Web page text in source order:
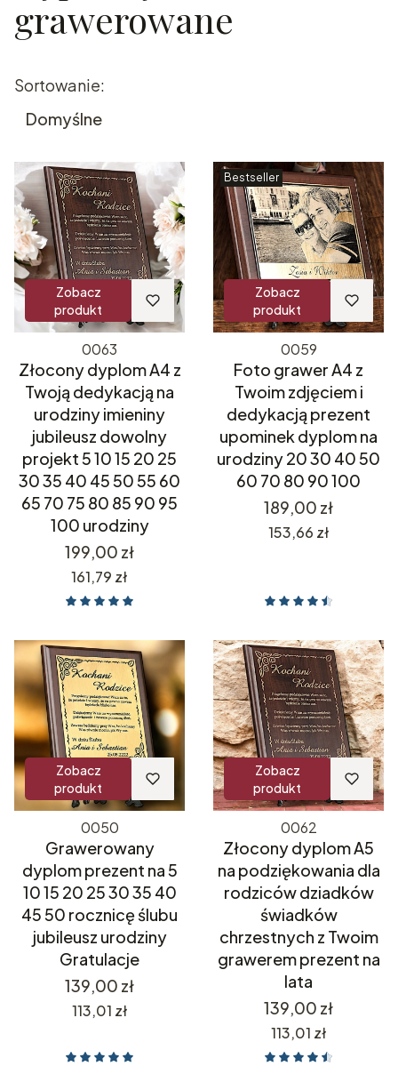
grawerowane
Lista produktów
Sortowanie:
Domyślne
Zobacz
produkt
0063
Złocony dyplom A4 z
Twoją dedykacją na
urodziny imieniny
jubileusz dowolny
projekt 5 10 15 20 25
30 35 40 45 50 55 60
65 70 75 80 85 90 95
100 urodziny
Cena
199,00 zł
Cena
161,79 zł
Bestseller
Zobacz
produkt
0059
Foto grawer A4 z
Twoim zdjęciem i
dedykacją prezent
upominek dyplom na
urodziny 20 30 40 50
60 70 80 90 100
Cena
189,00 zł
Cena
153,66 zł
Zobacz
produkt
0050
Grawerowany
dyplom prezent na 5
10 15 20 25 30 35 40
45 50 rocznicę ślubu
jubileusz urodziny
Gratulacje
Cena
139,00 zł
Cena
113,01 zł
Zobacz
produkt
0062
Złocony dyplom A5
na podziękowania dla
rodziców dziadków
świadków
chrzestnych z Twoim
grawerem prezent na
lata
Cena
139,00 zł
Cena
113,01 zł